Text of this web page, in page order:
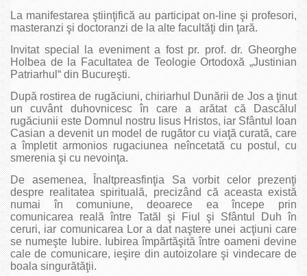
La manifestarea ştiinţifică au participat on-line şi profesori,
masteranzi şi doctoranzi de la alte facultăţi din ţară.
Invitat special la eveniment a fost pr. prof. dr. Gheorghe
Holbea de la Facultatea de Teologie Ortodoxă „Justinian
Patriarhul“ din Bucureşti.
După rostirea de rugăciuni, chiriarhul Dunării de Jos a ţinut
un cuvânt duhovnicesc în care a arătat că Dascălul
rugăciunii este Domnul nostru Iisus Hristos, iar Sfântul Ioan
Casian a devenit un model de rugător cu viaţă curată, care
a împletit armonios rugaciunea neîncetată cu postul, cu
smerenia şi cu nevoinţa.
De asemenea, Înaltpreasfinţia Sa vorbit celor prezenţi
despre realitatea spirituală, precizând că aceasta există
numai în comuniune, deoarece ea începe prin
comunicarea reală între Tatăl şi Fiul şi Sfântul Duh în
ceruri, iar comunicarea Lor a dat naştere unei acţiuni care
se numeşte Iubire. Iubirea împărtăşită între oameni devine
cale de comunicare, ieşire din autoizolare şi vindecare de
boala singurătăţii.